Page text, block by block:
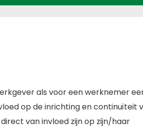
als voor een werknemer
op de inrichting en continuïteit
van invloed zijn op zijn/haar